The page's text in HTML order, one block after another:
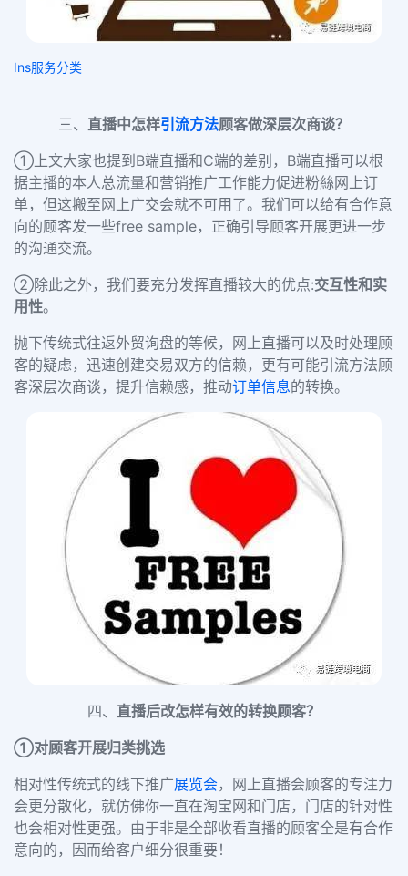
Ins服务分类
三、 直播中怎样引流方法顾客做深层次商谈？
①上文大家也提到B端直播和C端的差别，B端直播可以根
据主播的本人总流量和营销推广工作能力促进粉絲网上订
单，但这搬至网上广交会就不可用了。我们可以给有合作意
向的顾客发一些free sample，正确引导顾客开展更进一步
的沟通交流。
②除此之外，我们要充分发挥直播较大的优点:交互性和实
用性。
抛下传统式往返外贸询盘的等候，网上直播可以及时处理顾
客的疑虑，迅速创建交易双方的信赖，更有可能引流方法顾
客深层次商谈，提升信赖感，推动订单信息的转换。
四、 直播后改怎样有效的转换顾客？
①对顾客开展归类挑选
相对性传统式的线下推广展览会，网上直播会顾客的专注力
会更分散化，就仿佛你一直在淘宝网和门店，门店的针对性
也会相对性更强。由于非是全部收看直播的顾客全是有合作
意向的，因而给客户细分很重要！